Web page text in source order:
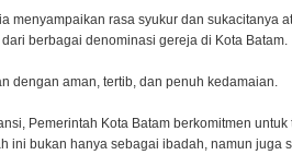
menyampaikan rasa syukur dan sukacitanya
berbagai denominasi gereja di Kota Batam.
dengan aman, tertib, dan penuh kedamaian.
Pemerintah Kota Batam berkomitmen
ini bukan hanya sebagai ibadah, namun juga